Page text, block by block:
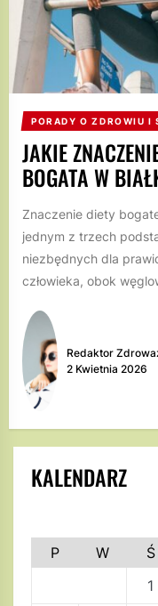
PORADY O ZDROWIU I
JAKIE
BOGATA W
Znaczenie diety
jednym z trzech
niezbędnych dla
człowieka, obok
Redaktor
2 Kwietnia 2026
KALENDARZ
P W Ś
1